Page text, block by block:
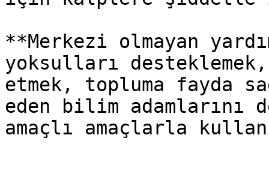
**Merkezi olmayan
yoksulları
etmek, topluma fayda
eden bilim adamlarını
amaçlı amaçlarla